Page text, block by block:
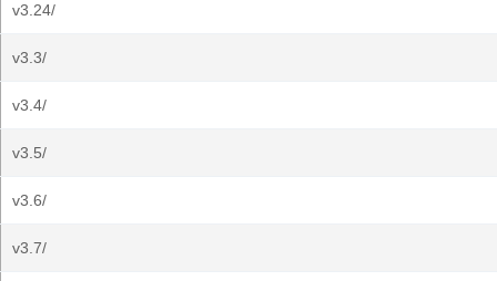
v3.24/
v3.3/
v3.4/
v3.5/
v3.6/
v3.7/